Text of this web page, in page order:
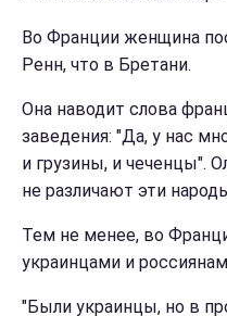
Во Франции женщина
Ренн, что в Бретани.
Она наводит слова
заведения: "Да, у нас
и грузины, и чеченцы".
не различают эти
Тем не менее, во
украинцами и
"Были украинцы, но в